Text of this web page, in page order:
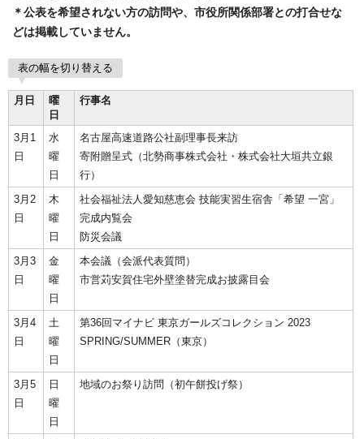
＊公表を希望されない方の訪問や、市役所関係部署との打合せな
どは掲載していません。
表の幅を切り替える
月日
曜
日
行事名
3月1
日
水
曜
日
名古屋高速道路公社副理事長来訪
寄附贈呈式（北勢商事株式会社・株式会社大垣共立銀
行）
3月2
日
木
曜
日
社会福祉法人愛知慈恵会 技能実習生宿舎「希望 一宮」
完成内覧会
防災会議
3月3
日
金
曜
日
本会議（会派代表質問）
市営苅安賀住宅外壁塗替完成お披露目会
3月4
日
土
曜
日
第36回マイナビ 東京ガールズコレクション 2023
SPRING/SUMMER（東京）
3月5
日
日
曜
日
地域のお祭り訪問（初午餅投げ祭）